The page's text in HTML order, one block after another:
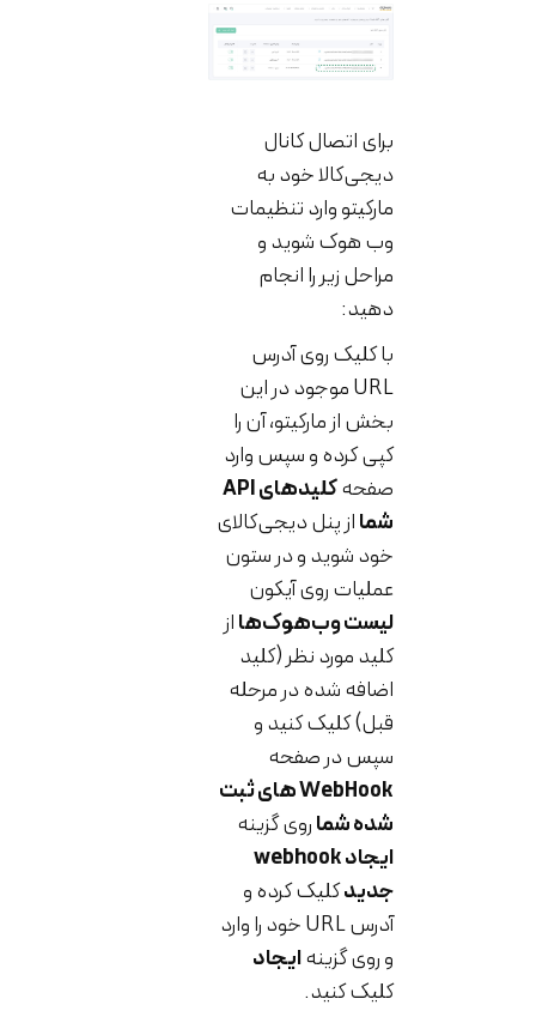
برای اتصال کانال
دیجی‌کالا خود به
مارکیتو وارد تنظیمات
وب هوک شوید و
مراحل زیر را انجام
با کلیک روی آدرس
URL موجود در این
بخش از مارکیتو، آن را
کپی کرده و سپس وارد
کلیدهای API
از پنل دیجی‌کالای
خود شوید و در ستون
عملیات روی آیکون
لیست وب‌هوک‌هااز
کلید مورد نظر (کلید
اضافه شده در مرحله
قبل) کلیک کنید و
سپس در صفحه
WebHook های ثبت
شده شماروی گزینه
ایجاد webhook
کلیک کرده و
آدرس URL خود را وارد
و روی گزینهایجاد
کلیک کنید.